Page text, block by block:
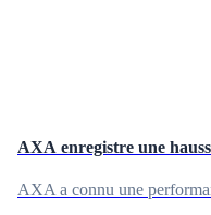
AXA enregistre une
AXA a connu une